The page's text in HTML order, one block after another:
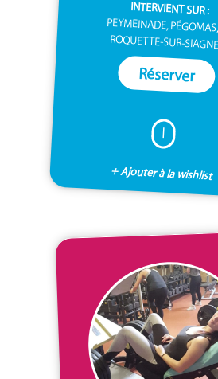
INTERVIENT SUR :
PEYMEINADE,
ROQUETTE-SUR-
Réserver
I
+ Ajouter à la wishlist